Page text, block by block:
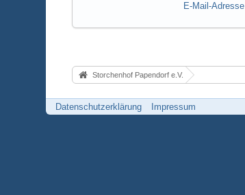
E-Mail-Adresse
Storchenhof Papendorf e.V.
Datenschutzerklärung Impressum